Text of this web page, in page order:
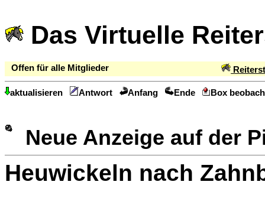
Das Virtuelle
Offen für alle Mitglieder
aktualisieren Antwort Anfang Ende Box
Neue Anzeige auf der
Heuwickeln nach